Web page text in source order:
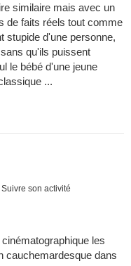
similaire mais avec un
de faits réels tout comme
stupide d'une personne,
qu'ils puissent
le bébé d'une jeune
...
Suivre son activité
les
cauchemardesque dans